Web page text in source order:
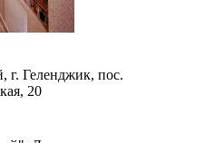
г. Геленджик, пос.
20